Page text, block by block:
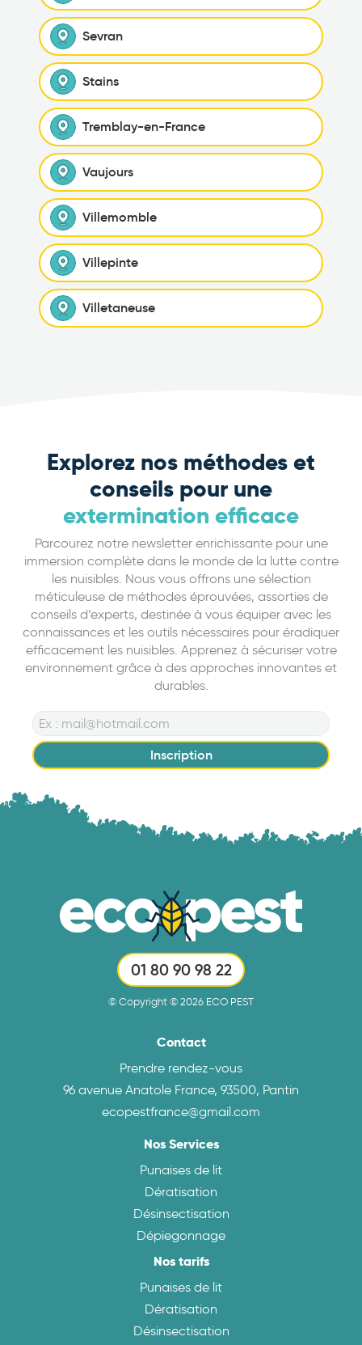
Sevran
Stains
Tremblay-en-France
Vaujours
Villemomble
Villepinte
Villetaneuse
Explorez nos méthodes et
conseils pour une
extermination efficace
Parcourez notre newsletter enrichissante pour une
immersion complète dans le monde de la lutte contre
les nuisibles. Nous vous offrons une sélection
méticuleuse de méthodes éprouvées, assorties de
conseils d’experts, destinée à vous équiper avec les
connaissances et les outils nécessaires pour éradiquer
efficacement les nuisibles. Apprenez à sécuriser votre
environnement grâce à des approches innovantes et
durables.
Inscription
01 80 90 98 22
© Copyright © 2026 ECO PEST
Contact
Prendre rendez-vous
96 avenue Anatole France, 93500, Pantin
ecopestfrance@gmail.com
Nos Services
Punaises de lit
Dératisation
Désinsectisation
Dépiegonnage
Nos tarifs
Punaises de lit
Dératisation
Désinsectisation